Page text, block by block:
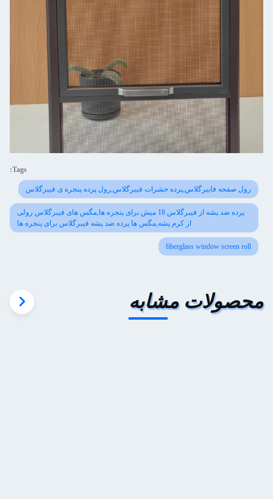
Tags:
رول صفحه فایبرگلاس,پرده حشرات فیبرگلاس,رول پرده پنجره ی فیبرگلاس
پرده ضد پشه از فیبرگلاس 18 میش برای پنجره ها,مگس های فیبرگلاس رولی
از کرم پشه,مگس ها پرده ضد پشه فیبرگلاس برای پنجره ها
fiberglass window screen roll
محصولات مشابه